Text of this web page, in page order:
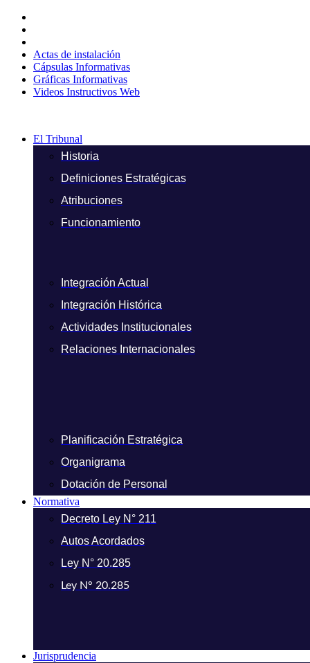
contenido
Actas de instalación
Cápsulas Informativas
Gráficas Informativas
Videos Instructivos Web
El Tribunal
Historia
Definiciones Estratégicas
Atribuciones
Funcionamiento
Integración Actual
Integración Histórica
Actividades Institucionales
Relaciones Internacionales
Planificación Estratégica
Organigrama
Dotación de Personal
Normativa
Decreto Ley N° 211
Autos Acordados
Ley N° 20.285
Ley N° 20.285
Jurisprudencia